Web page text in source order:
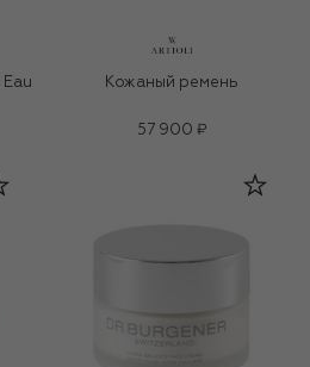
Кожаный ремень
57 900 ₽